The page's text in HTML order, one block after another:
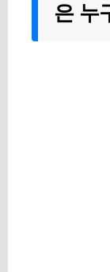
은 누